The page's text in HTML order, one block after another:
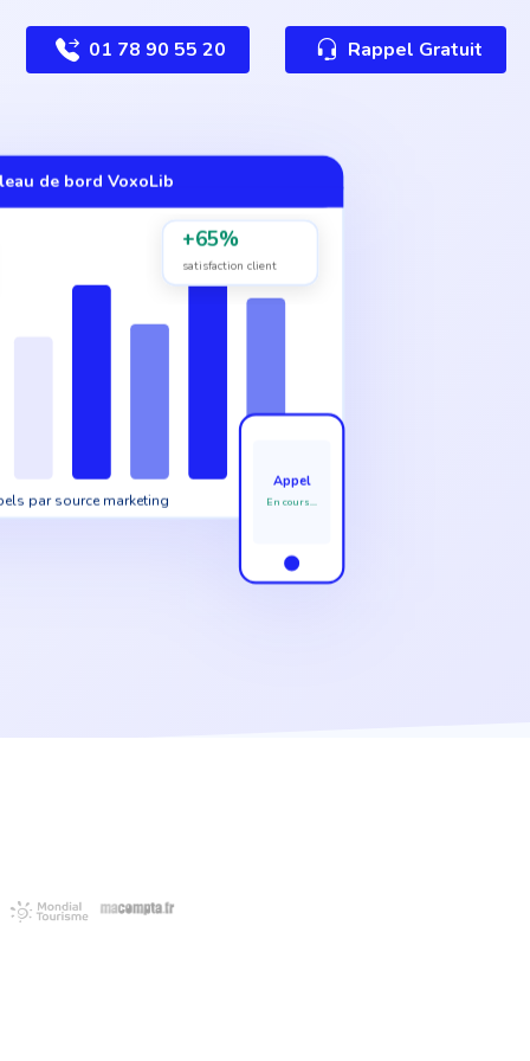
01 78 90 55 20 Rappel Gratuit
de bord VoxoLib
par source marketing
+65%
Appel